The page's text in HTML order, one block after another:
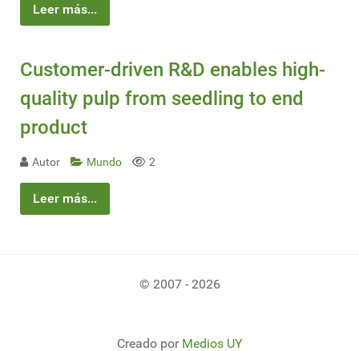
Leer más...
Customer-driven R&D enables high-
quality pulp from seedling to end
product
Autor Mundo 2
Leer más...
© 2007 - 2026
Creado por Medios UY